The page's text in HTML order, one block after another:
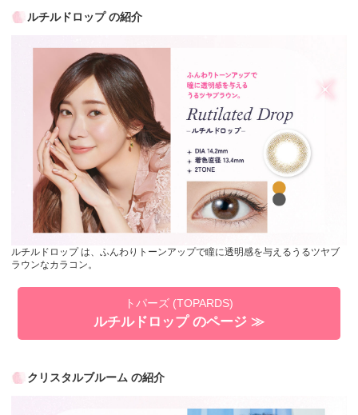
ルチルドロップ の紹介
ルチルドロップ は、ふんわりトーンアップで瞳に透明感を与えるうるツヤブ
ラウンなカラコン。
トパーズ (TOPARDS)
ルチルドロップ のページ ≫
クリスタルブルーム の紹介